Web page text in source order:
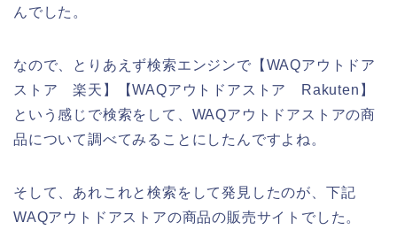
んでした。
なので、とりあえず検索エンジンで【WAQアウトドア
ストア 楽天】【WAQアウトドアストア Rakuten】
という感じで検索をして、WAQアウトドアストアの商
品について調べてみることにしたんですよね。
そして、あれこれと検索をして発見したのが、下記
WAQアウトドアストアの商品の販売サイトでした。